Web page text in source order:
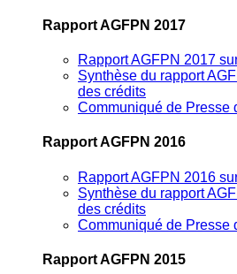
Rapport AGFPN 2017
Rapport AGFPN 2017
Synthèse du rapport
des crédits
Communiqué de Presse
Rapport AGFPN 2016
Rapport AGFPN 2016
Synthèse du rapport
des crédits
Communiqué de Presse
Rapport AGFPN 2015